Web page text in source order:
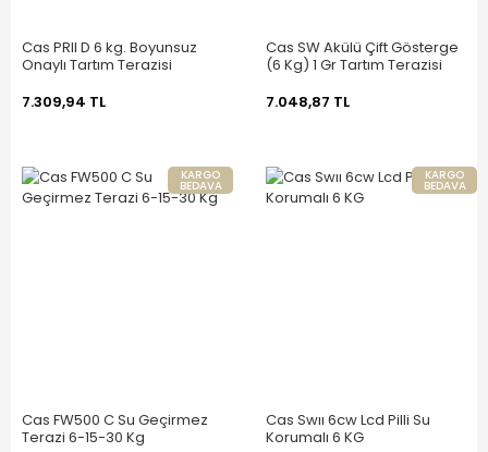
Cas PRII D 6 kg. Boyunsuz
Onaylı Tartım Terazisi
7.309,94 TL
Cas SW Akülü Çift Gösterge
(6 Kg) 1 Gr Tartım Terazisi
7.048,87 TL
KARGO
BEDAVA
Cas FW500 C Su Geçirmez
Terazi 6-15-30 Kg
KARGO
BEDAVA
Cas Swıı 6cw Lcd Pilli Su
Korumalı 6 KG